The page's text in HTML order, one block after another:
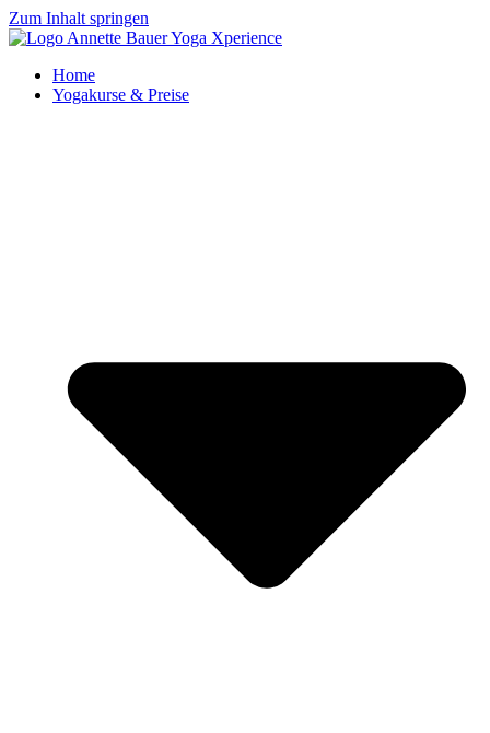
Zum Inhalt springen
Home
Yogakurse & Preise